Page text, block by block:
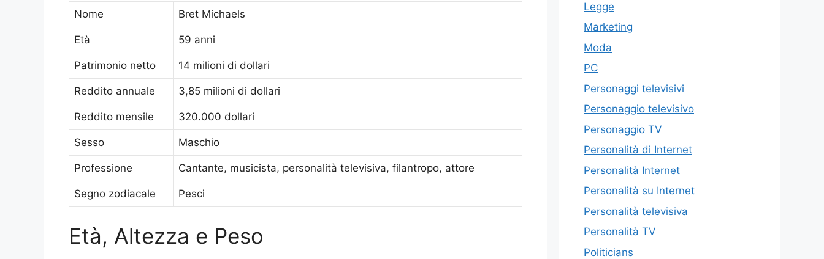
Nome Bret Michaels
Età 59 anni
Patrimonio netto 14 milioni di dollari
Reddito annuale 3,85 milioni di dollari
Reddito mensile 320.000 dollari
Sesso Maschio
Professione Cantante, musicista, personalità televisiva, filantropo, attore
Segno zodiacale Pesci
Età, Altezza e Peso
Legge
Marketing
Moda
PC
Personaggi televisivi
Personaggio televisivo
Personaggio TV
Personalità di Internet
Personalità Internet
Personalità su Internet
Personalità televisiva
Personalità TV
Politicians